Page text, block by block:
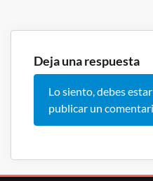
Deja una respuesta
Lo siento, debes estar
publicar un